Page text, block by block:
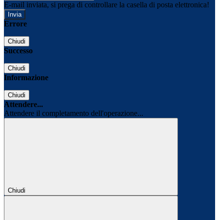
E-mail inviata, si prega di controllare la casella di posta elettronica!
Errore
Chiudi
Successo
Chiudi
Informazione
Chiudi
Attendere...
Attendere il completamento dell'operazione...
Chiudi